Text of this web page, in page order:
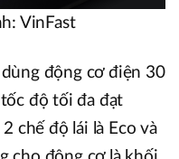
VinFast
động cơ điện 30
độ tối đa đạt
chế độ lái là Eco và